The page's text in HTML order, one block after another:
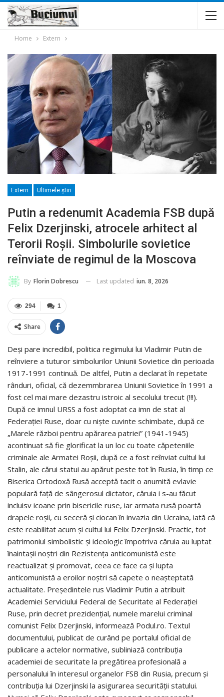
Home Extern
Extern Ultimele ştiri
Putin a redenumit Academia FSB după
Felix Dzerjinski, atrocele arhitect al
Terorii Roșii. Simbolurile sovietice
reînviate de regimul de la Moscova
By Florin Dobrescu Last updated iun. 8, 2026
1
294
Share
Deși pare incredibil, politica regimului lui Vladimir Putin de
reînviere a tuturor simbolurilor Uniunii Sovietice din perioada
1917-1991 continuă. De altfel, Putin a declarat în repetate
rânduri, oficial, că dezemmbrarea Uniunii Sovietice în 1991 a
fost cel mai mare dezastru istroic al secolului trecut (!!!).
După ce imnul URSS a fost adoptat ca imn de stat al
Federației Ruse, doar cu niște cuvinte schimbate, după ce
„Marele război pentru apărarea patriei” (1941-1945)
acontinuat să fie glorificat la un loc cu toate căpeteniile
criminale ale Armatei Roșii, după ce a fost reînviat cultul lui
Stalin, ale cărui statui au apărut peste tot în Rusia, în timp ce
Biserica Ortodoxă Rusă acceptă tacit o anumită evlavie
populară față de sângerosul dictator, căruia i s-au făcut
incluisv icoane prin bisericile ruse, iar armata rusă poartă
drapele roșii, cu seceră și ciocan în invazia din Ucraina, iată că
este reabilitat acum și cultul lui Felix Dzerjinski. Practic, tot
patrimoniul simbolistic și ideologic împotriva căruia au luptat
înaintașii noștri din Rezistența anticomunistă este
reactualizat și promovat, ceea ce face ca și lupta
anticomunistă a eroilor noștri să capete o neașteptată
actualitate. Președintele rus Vladimir Putin a atribuit
Academiei Serviciului Federal de Securitate al Federației
Ruse, prin decret prezidențial, numele marelui criminal
comunist Felix Dzerjinski, informează Podul.ro. Textul
documentului, publicat de curând pe portalul oficial de
publicare a actelor normative, subliniază contribuția
academiei de securitate la pregătirea profesională a
personalului în interesul organelor FSB din Rusia, precum și
contribuția lui Dzerjinski la asigurarea securității statului.